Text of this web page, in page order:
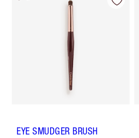
EYE SMUDGER BRUSH